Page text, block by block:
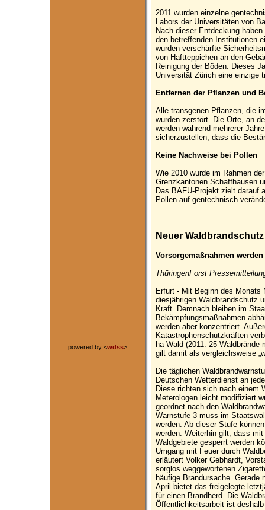
powered by <wdss>
2011 wurden einzelne
Labors der Universitäten von
Nach dieser Entdeckung
den betreffenden Institutionen
wurden verschärfte
von Haftteppichen an den
Reinigung der Böden. Dieses
Universität Zürich eine einzige
Entfernen der Pflanzen und
Alle transgenen Pflanzen, die
wurden zerstört. Die Orte, an
werden während mehrerer
sicherzustellen, dass die
Keine Nachweise bei Pollen
Wie 2010 wurde im Rahmen
Grenzkantonen Schaffhausen
Das BAFU-Projekt zielt darauf
Pollen auf gentechnisch
Neuer
Vorsorgemaßnahmen
ThüringenForst
Erfurt - Mit Beginn des Monats
diesjährigen Waldbrandschutz
Kraft. Demnach bleiben im
Bekämpfungsmaßnahmen
werden aber konzentriert.
Katastrophenschutzkräften
ha Wald (2011: 25
gilt damit als vergleichsweise
Die täglichen
Deutschen Wetterdienst an
Diese richten sich nach einem
Meterologen leicht modifiziert
geordnet nach den
Warnstufe 3 muss im
werden. Ab dieser Stufe
werden. Weiterhin gilt, dass
Waldgebiete gesperrt werden
Umgang mit Feuer durch
erläutert Volker Gebhardt,
sorglos weggeworfenen
häufige Brandursache.
April bietet das freigelegte
für einen Brandherd. Die
Öffentlichkeitsarbeit ist